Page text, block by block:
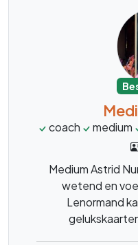
coach medium
Medium Astrid
wetend en
Lenormand